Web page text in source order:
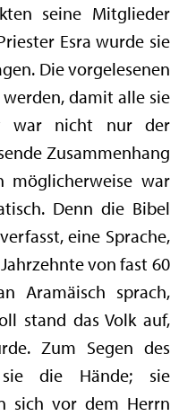
seine Mitglieder
Esra wurde sie
Die vorgelesenen
damit alle sie
war nicht nur der
Zusammenhang
möglicherweise war
Denn die Bibel
eine Sprache,
von fast 60
Aramäisch sprach,
stand das Volk auf,
Zum Segen des
sie die Hände; sie
sich vor dem Herrn